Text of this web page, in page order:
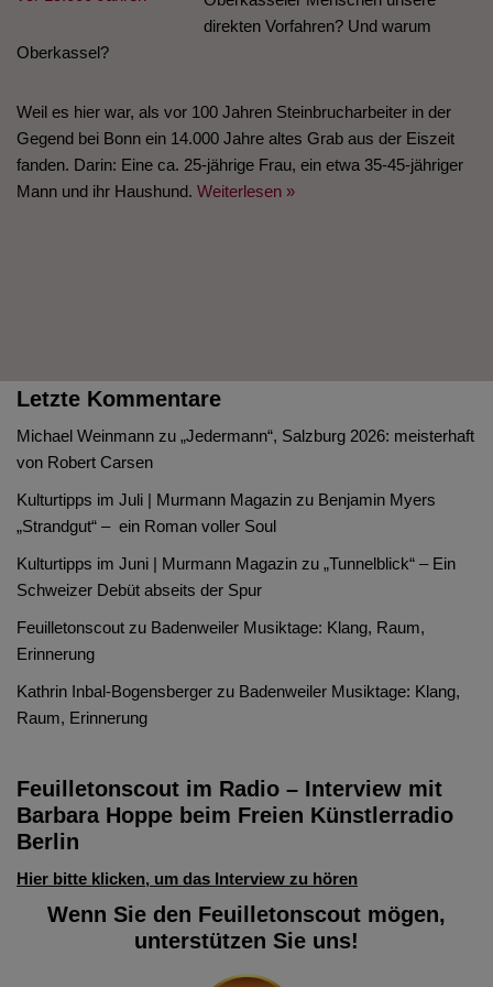
direkten Vorfahren? Und warum
Oberkassel?
Weil es hier war, als vor 100 Jahren Steinbrucharbeiter in der
Gegend bei Bonn ein 14.000 Jahre altes Grab aus der Eiszeit
fanden. Darin: Eine ca. 25-jährige Frau, ein etwa 35-45-jähriger
Mann und ihr Haushund. Weiterlesen »
Letzte Kommentare
Michael Weinmann zu „Jedermann“, Salzburg 2026: meisterhaft
von Robert Carsen
Kulturtipps im Juli | Murmann Magazin zu Benjamin Myers
„Strandgut“ – ein Roman voller Soul
Kulturtipps im Juni | Murmann Magazin zu „Tunnelblick“ – Ein
Schweizer Debüt abseits der Spur
Feuilletonscout zu Badenweiler Musiktage: Klang, Raum,
Erinnerung
Kathrin Inbal-Bogensberger zu Badenweiler Musiktage: Klang,
Raum, Erinnerung
Feuilletonscout im Radio – Interview mit
Barbara Hoppe beim Freien Künstlerradio
Berlin
Hier bitte klicken, um das Interview zu hören
Wenn Sie den Feuilletonscout mögen,
unterstützen Sie uns!